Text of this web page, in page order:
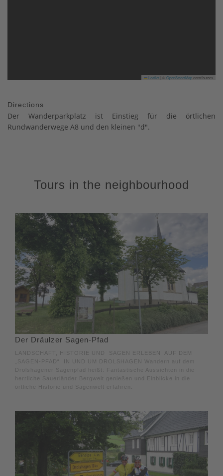
Leaflet OpenStreetMapcontributors
Directions
Der Wanderparkplatz ist Einstieg für die örtlichen
Rundwanderwege A8 und den kleinen "d".
Tours in the neighbourhood
Der Dräulzer Sagen-Pfad
LANDSCHAFT, HISTORIE UND SAGEN ERLEBEN AUF DEM
„SAGEN-PFAD“ IN UND UM DROLSHAGEN Wandern auf dem
Drolshagener Sagenpfad heißt: Fantastische Aussichten in die
herrliche Sauerländer Bergwelt genießen und Einblicke in die
örtliche Historie und Sagenwelt erfahren.